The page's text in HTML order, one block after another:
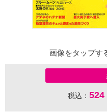
画像をタップす
税込： 524